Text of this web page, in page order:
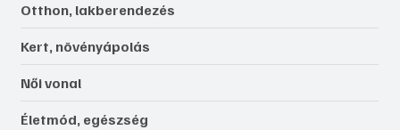
Otthon, lakberendezés
Kert, növényápolás
Női vonal
Életmód, egészség